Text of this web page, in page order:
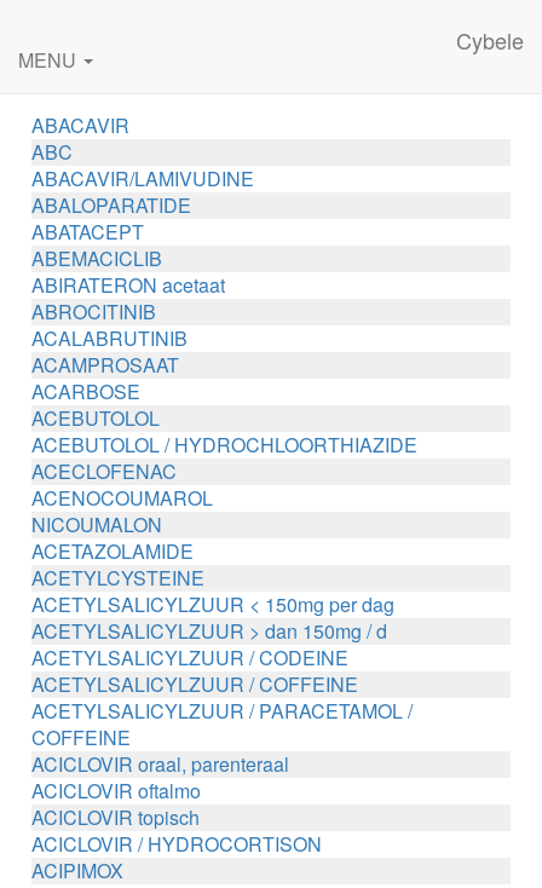
Cybele
MENU
ABACAVIR
ABC
ABACAVIR/LAMIVUDINE
ABALOPARATIDE
ABATACEPT
ABEMACICLIB
ABIRATERON acetaat
ABROCITINIB
ACALABRUTINIB
ACAMPROSAAT
ACARBOSE
ACEBUTOLOL
ACEBUTOLOL / HYDROCHLOORTHIAZIDE
ACECLOFENAC
ACENOCOUMAROL
NICOUMALON
ACETAZOLAMIDE
ACETYLCYSTEINE
ACETYLSALICYLZUUR < 150mg per dag
ACETYLSALICYLZUUR > dan 150mg / d
ACETYLSALICYLZUUR / CODEINE
ACETYLSALICYLZUUR / COFFEINE
ACETYLSALICYLZUUR / PARACETAMOL /
COFFEINE
ACICLOVIR oraal, parenteraal
ACICLOVIR oftalmo
ACICLOVIR topisch
ACICLOVIR / HYDROCORTISON
ACIPIMOX